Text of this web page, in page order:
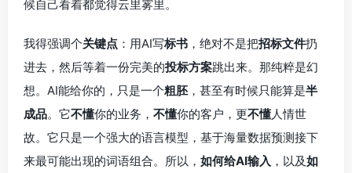
候自己看着都觉得云里雾里。
我得强调个关键点 ：用AI写标书 ，绝对不是把招标文件扔
进去，然后等着一份完美的投标方案跳出来。那纯粹是幻
想。AI能给你的，只是一个粗胚 ，甚至有时候只能算是半
成品。它不懂你的业务， 不懂你的客户，更不懂人情世
故。它只是一个强大的语言模型，基于海量数据预测接下
来最可能出现的词语组合。所以， 如何给AI输入 ，以及如